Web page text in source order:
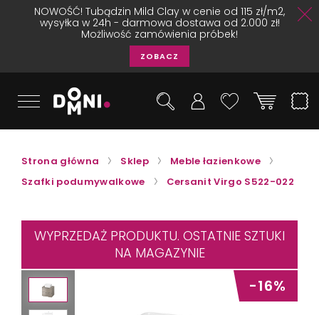
NOWOŚĆ! Tubądzin Mild Clay w cenie od 115 zł/m2,
wysyłka w 24h - darmowa dostawa od 2.000 zł!
Możliwość zamówienia próbek!
ZOBACZ
Strona główna Sklep
Meble łazienkowe
Szafki podumywalkowe
Cersanit Virgo S522-022
WYPRZEDAŻ PRODUKTU. OSTATNIE SZTUKI
NA MAGAZYNIE
-16%